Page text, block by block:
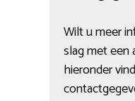
Wilt u meer
slag met een
hieronder